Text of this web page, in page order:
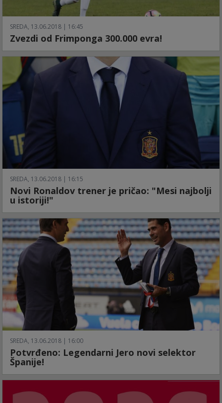
SREDA, 13.06.2018 | 16:45
Zvezdi od Frimponga 300.000 evra!
SREDA, 13.06.2018 | 16:15
Novi Ronaldov trener je pričao: "Mesi najbolji
u istoriji!"
SREDA, 13.06.2018 | 16:00
Potvrđeno: Legendarni Jero novi selektor
Španije!